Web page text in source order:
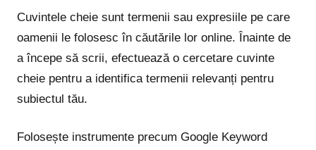
Cuvintele cheie sunt termenii sau expresiile pe care
oamenii le folosesc în căutările lor online. Înainte de
a începe să scrii, efectuează o cercetare cuvinte
cheie pentru a identifica termenii relevanți pentru
subiectul tău.
Folosește instrumente precum Google Keyword